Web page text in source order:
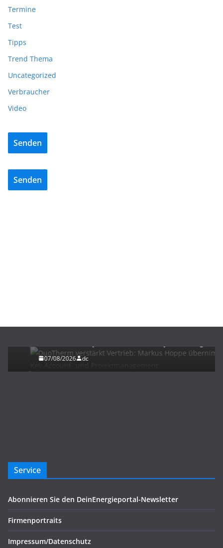
Termine
Test
Tipps
Trend Thema
Uncategorized
Verbraucher
Video
Senden
Senden
07/08/2026 dc
Service
Abonnieren Sie den DeinEnergieportal-Newsletter
Firmenportraits
Impressum/Datenschutz